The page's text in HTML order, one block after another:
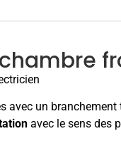
avec un
avec le sens des